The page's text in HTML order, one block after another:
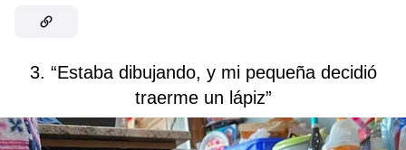
3. “Estaba dibujando, y mi pequeña decidió
traerme un lápiz”